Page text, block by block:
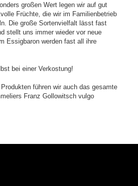
großen Wert legen wir auf gut
Früchte, die wir im Familienbetrieb
Die große Sortenvielfalt lässt fast
stellt uns immer wieder vor neue
Essigbaron werden fast all ihre
bei einer Verkostung!
führen wir auch das gesamte
Franz Gollowitsch vulgo